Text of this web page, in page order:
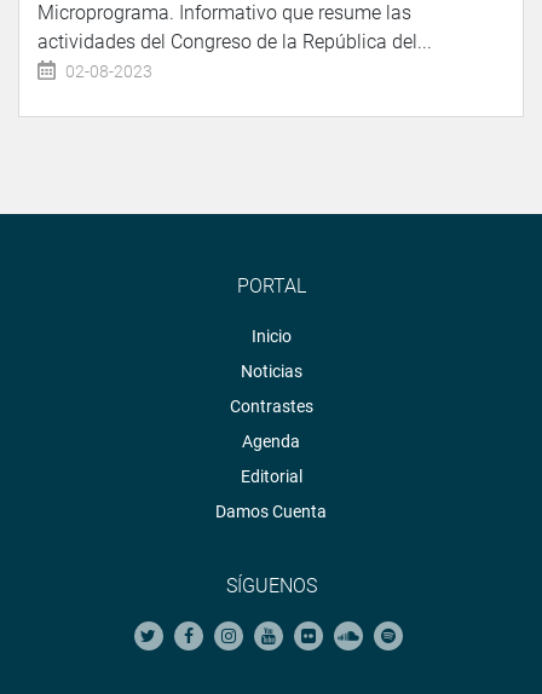
Microprograma. Informativo que resume las
actividades del Congreso de la República del...
02-08-2023
PORTAL
Inicio
Noticias
Contrastes
Agenda
Editorial
Damos Cuenta
SÍGUENOS